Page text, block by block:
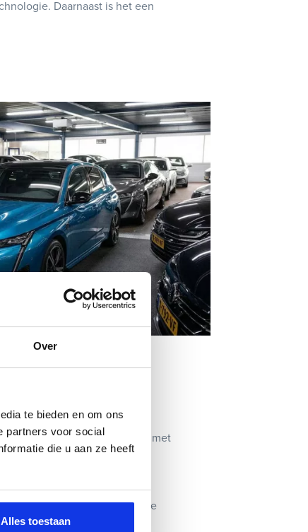
Over
te bieden en om ons
partners voor social
die u aan ze heeft
Alles toestaan
Daarnaast is het een
de GT auto's topmodellen met
en geavanceerde